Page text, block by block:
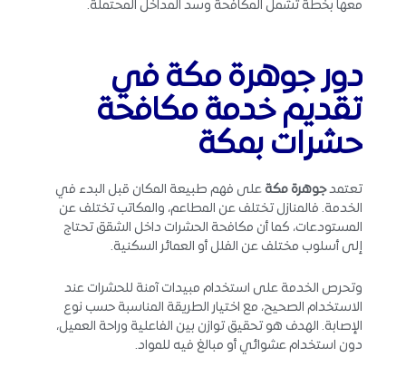
معها بخطة تشمل المكافحة وسد المداخل المحتملة.
دور جوهرة مكة في
تقديم خدمة مكافحة
حشرات بمكة
تعتمدجوهرة مكة على فهم طبيعة المكان قبل البدء في
الخدمة. فالمنازل تختلف عن المطاعم، والمكاتب تختلف عن
المستودعات، كما أن مكافحة الحشرات داخل الشقق تحتاج
إلى أسلوب مختلف عن الفلل أو العمائر السكنية.
وتحرص الخدمة على استخدام مبيدات آمنة للحشرات عند
الاستخدام الصحيح، مع اختيار الطريقة المناسبة حسب نوع
الإصابة. الهدف هو تحقيق توازن بين الفاعلية وراحة العميل،
دون استخدام عشوائي أو مبالغ فيه للمواد.